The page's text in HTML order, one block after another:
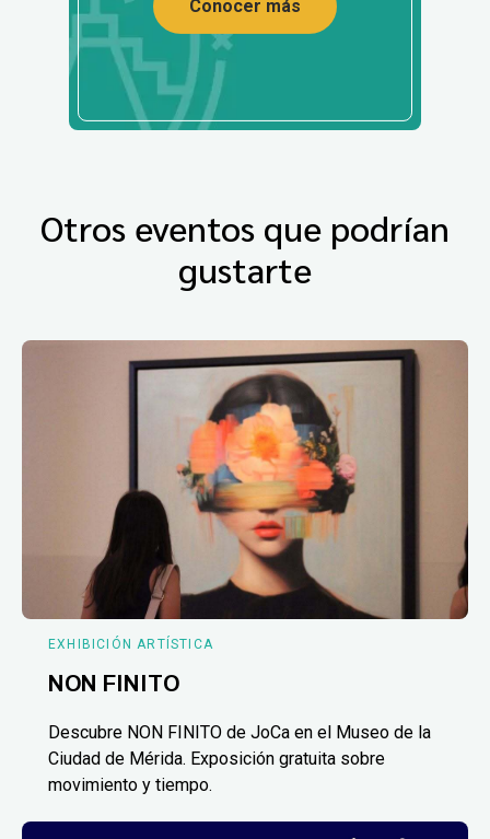
Conocer más
Otros eventos que podrían
gustarte
EXHIBICIÓN ARTÍSTICA
NON FINITO
Descubre NON FINITO de JoCa en el Museo de la
Ciudad de Mérida. Exposición gratuita sobre
movimiento y tiempo.